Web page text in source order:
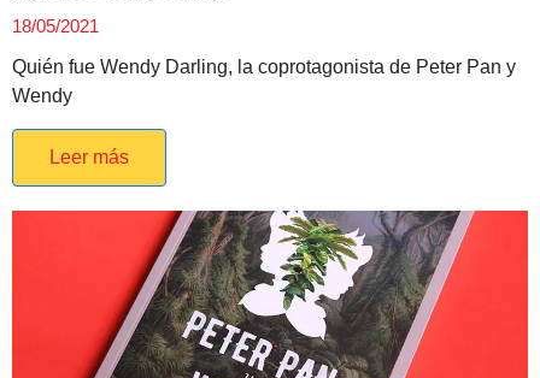
18/05/2021
Quién fue Wendy Darling, la coprotagonista de Peter Pan y
Wendy
Leer más